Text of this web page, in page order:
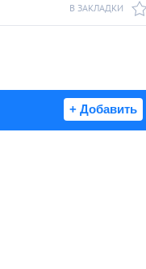
В ЗАКЛАДКИ
+ Добавить